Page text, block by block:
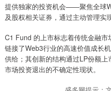
提供独家的投资机会——聚焦全球
及股权相关证券，通过主动管理实
C1 Fund 的上市标志着传统金融
链接了Web3行业的高速价值成长
供给；其创新的结构通过LP份额
市场投资退出的不确定性现状。